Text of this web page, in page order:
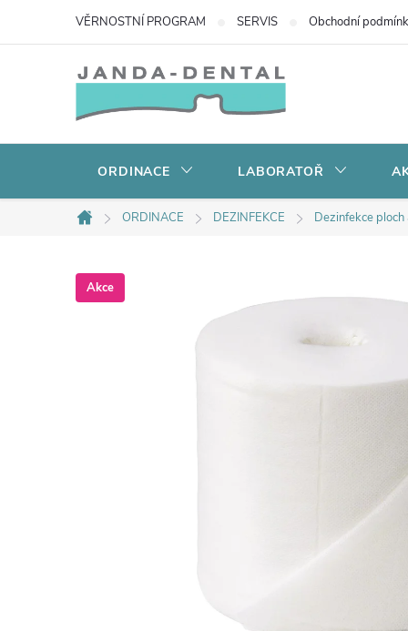
VĚRNOSTNÍ PROGRAM SERVIS Obchodní
ORDINACE LABORATOŘ
Domů
ORDINACE DEZINFEKCE Dezinfekce
Akce